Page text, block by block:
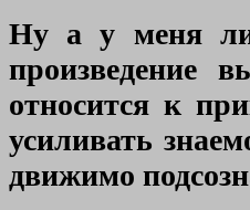
Ну а у меня
произведение
относится к
усиливать
движимо